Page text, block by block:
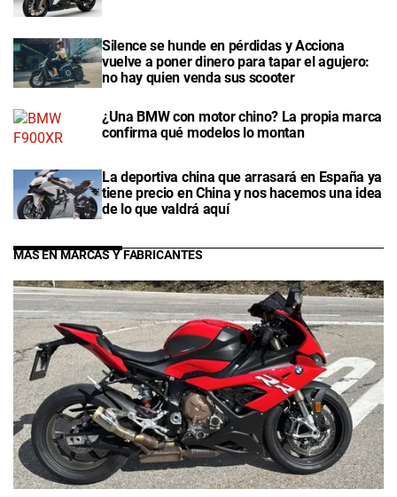
Silence se hunde en pérdidas y Acciona
vuelve a poner dinero para tapar el agujero:
no hay quien venda sus scooter
¿Una BMW con motor chino? La propia marca
confirma qué modelos lo montan
La deportiva china que arrasará en España ya
tiene precio en China y nos hacemos una idea
de lo que valdrá aquí
MÁS EN MARCAS Y FABRICANTES